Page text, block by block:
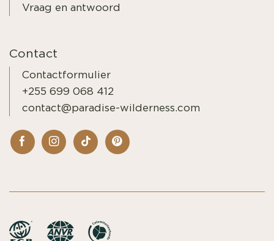
Vraag en antwoord
Contact
Contactformulier
+255 699 068 412
contact@paradise-wilderness.com